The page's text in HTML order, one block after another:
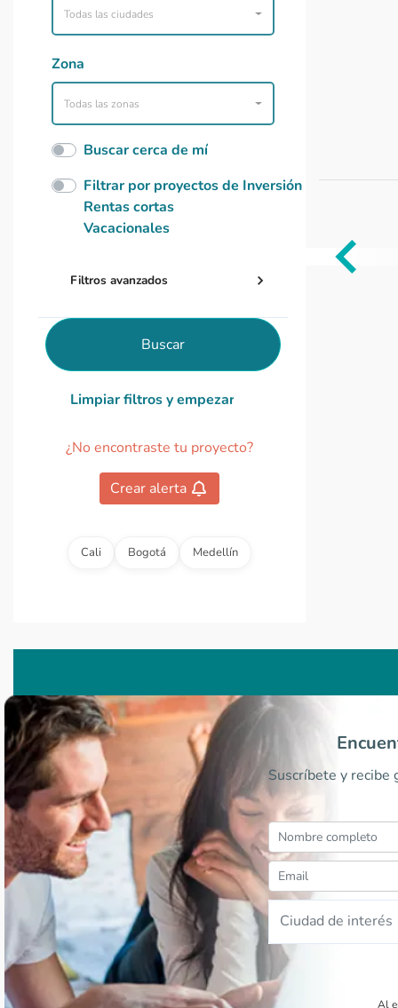
Item
Todas las ciudades
Zona
Todas las zonas
Buscar cerca de mí
Filtrar por proyectos de Inversión
Rentas cortas
Vacacionales
Filtros avanzados
Buscar
Limpiar filtros y empezar de nuevo
¿No encontraste tu proyecto?
Crear alerta
Cali Bogotá Medellín
Suscríbete y recibe
Ciudad de interés
Al